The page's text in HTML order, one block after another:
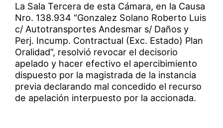
La Sala Tercera de esta Cámara, en la Causa
Nro. 138.934 “Gonzalez Solano Roberto Luis
c/ Autotransportes Andesmar s/ Daños y
Perj. Incump. Contractual (Exc. Estado) Plan
Oralidad”, resolvió revocar el decisorio
apelado y hacer efectivo el apercibimiento
dispuesto por la magistrada de la instancia
previa declarando mal concedido el recurso
de apelación interpuesto por la accionada.